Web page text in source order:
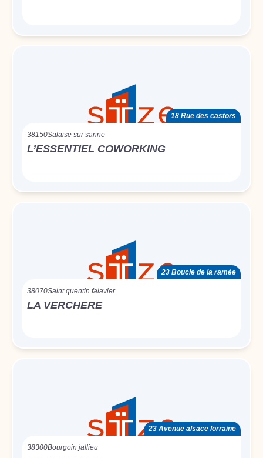
18 Rue des castors
38150Salaise sur sanne
L’ESSENTIEL COWORKING
23 Boucle de la ramée
38070Saint quentin falavier
LA VERCHERE
23 Avenue alsace lorraine
38300Bourgoin jallieu